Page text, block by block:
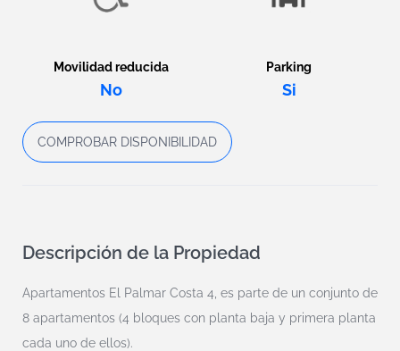
Movilidad reducida
No
Parking
Si
COMPROBAR DISPONIBILIDAD
Descripción de la Propiedad
Apartamentos El Palmar Costa 4, es parte de un conjunto de
8 apartamentos (4 bloques con planta baja y primera planta
cada uno de ellos).